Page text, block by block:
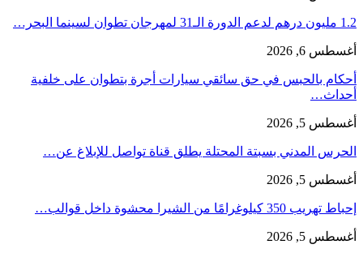
1.2 مليون درهم لدعم الدورة الـ31 لمهرجان تطوان لسينما البحر…
أغسطس 6, 2026
أحكام بالحبس في حق سائقي سيارات أجرة بتطوان على خلفية
أحداث…
أغسطس 5, 2026
الحرس المدني بسبتة المحتلة يطلق قناة تواصل للإبلاغ عن…
أغسطس 5, 2026
إحباط تهريب 350 كيلوغرامًا من الشيرا محشوة داخل قوالب…
أغسطس 5, 2026